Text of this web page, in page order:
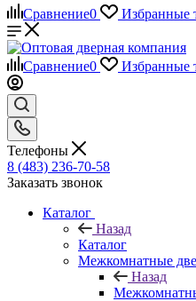
Сравнение0 Избранные
Сравнение0 Избранные
Телефоны
8 (483) 236-70-58
Заказать звонок
Каталог
Назад
Каталог
Межкомнатные
Назад